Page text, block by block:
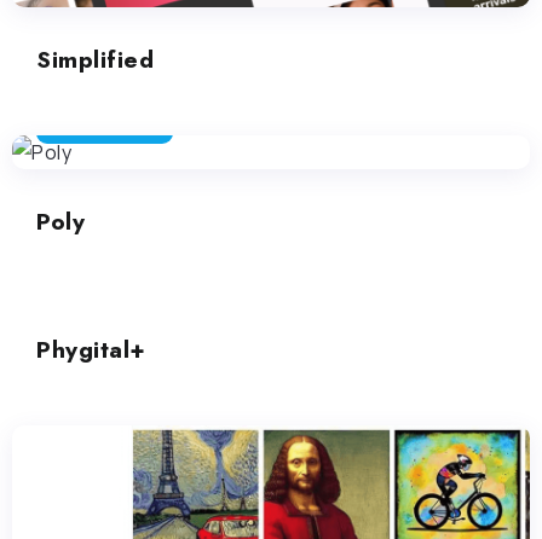
Simplified
Poly
Phygital+